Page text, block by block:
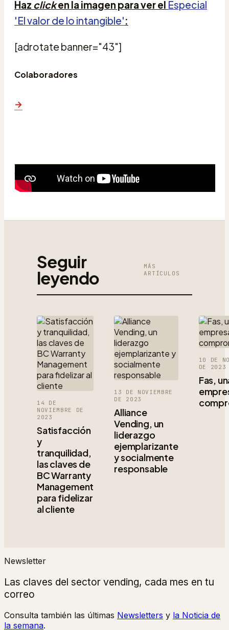
Haz clicken la imagen para ver el Especial
'El valor de lo intangible':
[adrotate banner="43"]
Colaboradores
→
Seguir
leyendo
MÁS
ARTÍCULOS
14 DE
NOVIEMBRE DE
2023
Satisfacción
y
tranquilidad,
las claves de
BC Warranty
Management
para fidelizar
al cliente
13 DE NOVIEMBRE
DE 2023
Alliance
Vending, un
liderazgo
ejemplarizante
y socialmente
responsable
10 DE
DE 2023
Fas,
Newsletter
Las claves del sector vending, cada mes en tu
correo
Consulta también las últimas Newsletters y la Noticia de
la semana.